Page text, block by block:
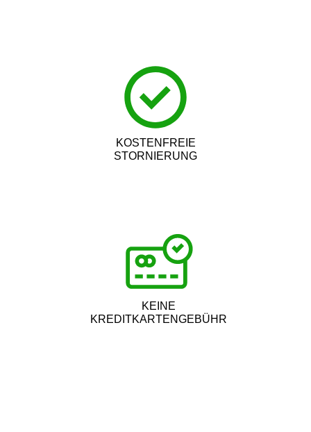
KOSTENFREIE
STORNIERUNG
KEINE
KREDITKARTENGEBÜHR